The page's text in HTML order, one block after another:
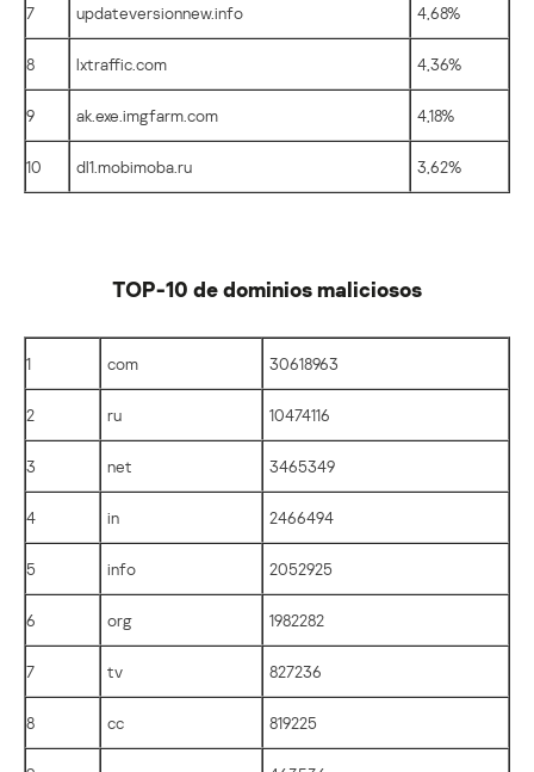
7 updateversionnew.info 4,68%
8 lxtraffic.com 4,36%
9 ak.exe.imgfarm.com 4,18%
10 dl1.mobimoba.ru 3,62%
TOP-10 de dominios maliciosos
1 com 30618963
2 ru 10474116
3 net 3465349
4 in 2466494
5 info 2052925
6 org 1982282
7 tv 827236
8 cc 819225